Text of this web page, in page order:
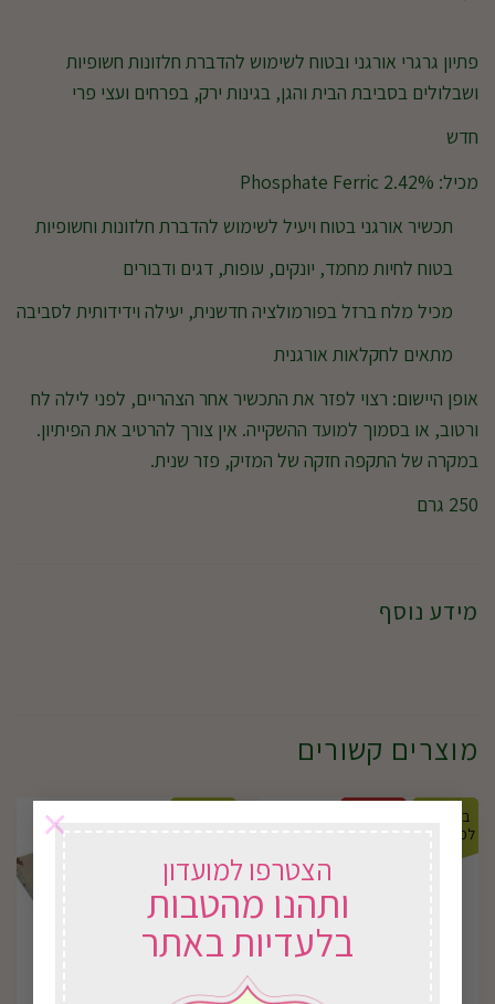
הצטרפו למועדון
ותהנו מהטבות
בלעדיות באתר
×
פתיון גרגרי אורגני ובטוח לשימוש להדברת חלזונות חשופיות
ושבלולים בסביבת הבית והגן, בגינות ירק, בפרחים ועצי פרי
חדש
מכיל: Phosphate Ferric 2.42%
תכשיר אורגני בטוח ויעיל לשימוש להדברת חלזונות וחשופיות
בטוח לחיות מחמד, יונקים, עופות, דגים ודבורים
מכיל מלח ברזל בפורמולציה חדשנית, יעילה וידידותית לסביבה
מתאים לחקלאות אורגנית
אופן היישום: רצוי לפזר את התכשיר אחר הצהריים, לפני לילה לח
ורטוב, או בסמוך למועד ההשקייה. אין צורך להרטיב את הפיתיון.
במקרה של התקפה חזקה של המזיק, פזר שנית.
250 גרם
מידע נוסף
מוצרים קשורים
במשלוח
לכל הארץ